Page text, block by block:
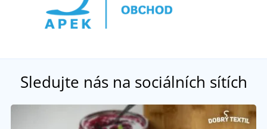
Sledujte nás na sociálních sítích